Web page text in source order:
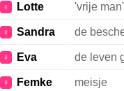
♀ Lotte 'vrije
♀ Sandra de
♀ Eva de leven
♀ Femke meisje